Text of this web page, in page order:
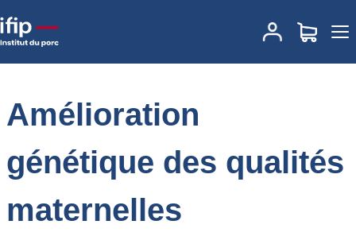
Accueil
Amélioration génétique des qualités
maternelles
Amélioration
génétique des qualités
maternelles